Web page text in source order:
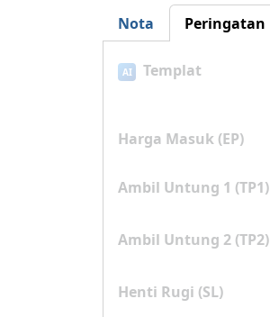
Nota Peringatan
AI Templat
Harga Masuk (EP)
Ambil Untung 1 (TP1)
Ambil Untung 2 (TP2)
Henti Rugi (SL)